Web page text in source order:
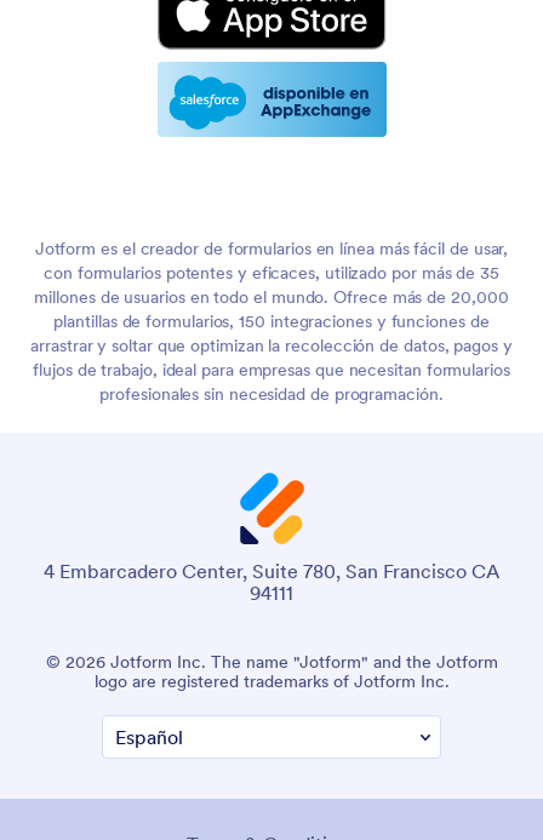
Jotform es el creador de formularios en línea más fácil de usar,
con formularios potentes y eficaces, utilizado por más de 35
millones de usuarios en todo el mundo. Ofrece más de 20,000
plantillas de formularios, 150 integraciones y funciones de
arrastrar y soltar que optimizan la recolección de datos, pagos y
flujos de trabajo, ideal para empresas que necesitan formularios
profesionales sin necesidad de programación.
4 Embarcadero Center, Suite 780, San Francisco CA
94111
© 2026 Jotform Inc. The name "Jotform" and the Jotform
logo are registered trademarks of Jotform Inc.